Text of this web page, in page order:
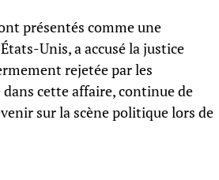
présentés comme une
Unis, a accusé la justice
rejetée par les
cette affaire, continue de
sur la scène politique lors de